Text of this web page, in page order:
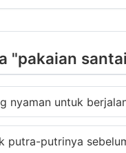
"pakaian
nyaman untuk
putra-putrinya